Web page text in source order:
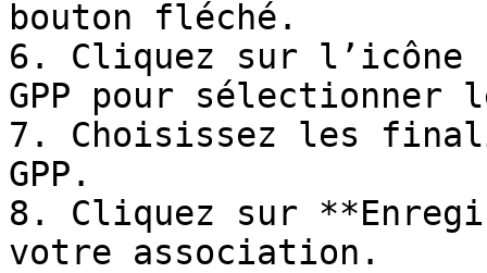
bouton fléché.
6. Cliquez sur l’icône
GPP pour
7. Choisissez les
GPP.
8. Cliquez sur
votre association.